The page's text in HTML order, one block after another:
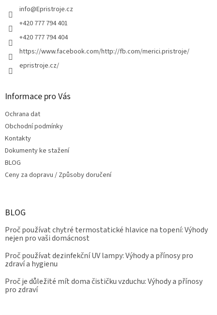
info@Epristroje.cz
+420 777 794 401
+420 777 794 404
https://www.facebook.com/http://fb.com/merici.pristroje/
epristroje.cz/
Informace pro Vás
Ochrana dat
Obchodní podmínky
Kontakty
Dokumenty ke stažení
BLOG
Ceny za dopravu / Způsoby doručení
BLOG
Proč používat chytré termostatické hlavice na topení: Výhody
nejen pro vaši domácnost
Proč používat dezinfekční UV lampy: Výhody a přínosy pro
zdraví a hygienu
Proč je důležité mít doma čističku vzduchu: Výhody a přínosy
pro zdraví